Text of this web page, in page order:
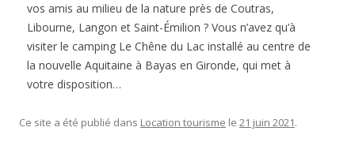
vos amis au milieu de la nature près de Coutras,
Libourne, Langon et Saint-Émilion ? Vous n’avez qu’à
visiter le camping Le Chêne du Lac installé au centre de
la nouvelle Aquitaine à Bayas en Gironde, qui met à
votre disposition…
Ce site a été publié dans Location tourisme le 21 juin 2021.